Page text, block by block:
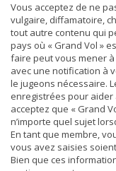
Vous acceptez de ne
vulgaire, diffamatoire,
tout autre contenu qui
pays où « Grand Vol »
faire peut vous mener
avec une notification à
le jugeons nécessaire.
enregistrées pour aider
acceptez que « Grand
n’importe quel sujet
En tant que membre,
vous avez saisies
Bien que ces